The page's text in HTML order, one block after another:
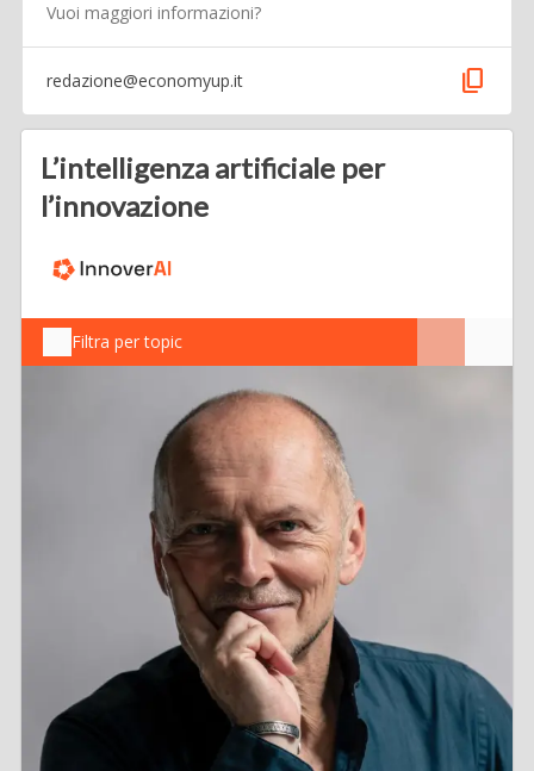
Vuoi maggiori informazioni?
redazione@economyup.it content_copy
L’intelligenza artificiale per
l’innovazione
Filtra per topic